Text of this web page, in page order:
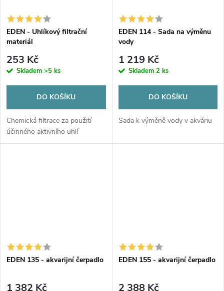
EDEN - Uhlíkový filtrační
materiál
253 Kč
Skladem >5 ks
DO KOŠÍKU
Chemická filtrace za použití
účinného aktivního uhlí
EDEN 114 - Sada na výměnu
vody
1 219 Kč
Skladem 2 ks
DO KOŠÍKU
Sada k výměně vody v akváriu
EDEN 135 - akvarijní čerpadlo
1 382 Kč
EDEN 155 - akvarijní čerpadlo
2 388 Kč